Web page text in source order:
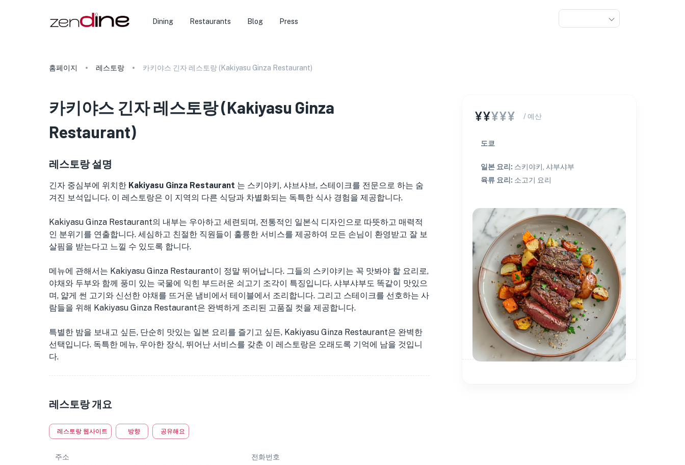
Dining Restaurants Blog Press
홈페이지 레스토랑 카키야스 긴자 레스토랑 (Kakiyasu Ginza Restaurant)
카키야스 긴자 레스토랑(Kakiyasu Ginza
Restaurant)
레스토랑 설명
긴자 중심부에 위치한 Kakiyasu Ginza Restaurant 는 스키야키, 샤브샤브, 스테이크를 전문으로 하는 숨
겨진 보석입니다. 이 레스토랑은 이 지역의 다른 식당과 차별화되는 독특한 식사 경험을 제공합니다.
Kakiyasu Ginza Restaurant의 내부는 우아하고 세련되며, 전통적인 일본식 디자인으로 따뜻하고 매력적
인 분위기를 연출합니다. 세심하고 친절한 직원들이 훌륭한 서비스를 제공하여 모든 손님이 환영받고 잘 보
살핌을 받는다고 느낄 수 있도록 합니다.
메뉴에 관해서는 Kakiyasu Ginza Restaurant이 정말 뛰어납니다. 그들의 스키야키는 꼭 맛봐야 할 요리로,
야채와 두부와 함께 풍미 있는 국물에 익힌 부드러운 쇠고기 조각이 특징입니다. 샤부샤부도 똑같이 맛있으
며, 얇게 썬 고기와 신선한 야채를 뜨거운 냄비에서 테이블에서 조리합니다. 그리고 스테이크를 선호하는 사
람들을 위해 Kakiyasu Ginza Restaurant은 완벽하게 조리된 고품질 컷을 제공합니다.
특별한 밤을 보내고 싶든, 단순히 맛있는 일본 요리를 즐기고 싶든, Kakiyasu Ginza Restaurant은 완벽한
선택입니다. 독특한 메뉴, 우아한 장식, 뛰어난 서비스를 갖춘 이 레스토랑은 오래도록 기억에 남을 것입니
다.
레스토랑 개요
레스토랑 웹사이트 방향 공유해요
주소 전화번호
¥¥¥¥¥ / 예산
도쿄
일본 요리 : 스키야키, 샤부샤부
육류 요리 : 소고기 요리